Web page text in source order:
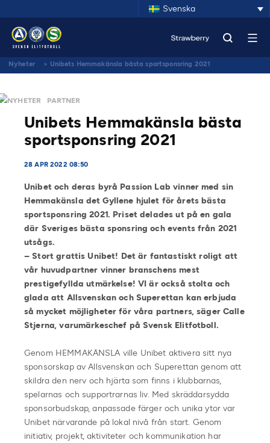
Svenska
Nyheter > Unibets Hemmakänsla bästa sportsponsring 2021
NYHETER PARTNER
Unibets Hemmakänsla bästa
sportsponsring 2021
28 APR 2022 08:50
Unibet och deras byrå Passion Lab vinner med sin
Hemmakänsla det Gyllene hjulet för årets bästa
sportsponsring 2021. Priset delades ut på en gala
där Sveriges bästa sponsring och events från 2021
utsågs.
–Stort grattis Unibet! Det är fantastiskt roligt att
vår huvudpartner vinner branschens mest
prestigefyllda utmärkelse! VI är också stolta och
glada att Allsvenskan och Superettan kan erbjuda
så mycket möjligheter för våra partners, säger Calle
Stjerna, varumärkeschef på Svensk Elitfotboll.
Genom HEMMAKÄNSLA ville Unibet aktivera sitt nya
sponsorskap av Allsvenskan och Superettan genom att
skildra den nerv och hjärta som finns i klubbarnas,
spelarnas och supportrarnas liv. Med skräddarsydda
sponsorbudskap, anpassade färger och unika ytor var
Unibet närvarande på lokal nivå från start. Genom
initiativ, projekt, aktiviteter och kommunikation har